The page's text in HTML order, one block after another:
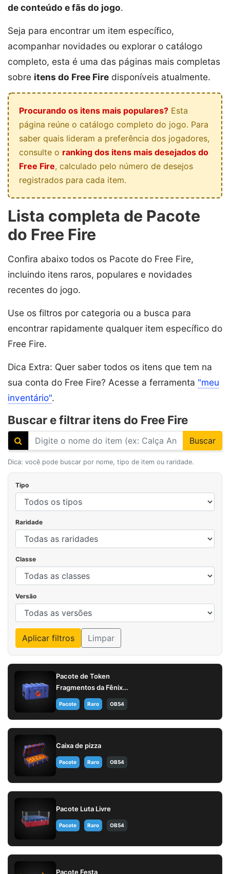
de conteúdo e fãs do jogo.
Seja para encontrar um item específico,
acompanhar novidades ou explorar o catálogo
completo, esta é uma das páginas mais completas
sobre itens do Free Fire disponíveis atualmente.
Procurando os itens mais populares? Esta
página reúne o catálogo completo do jogo. Para
saber quais lideram a preferência dos jogadores,
consulte o ranking dos itens mais desejados do
Free Fire, calculado pelo número de desejos
registrados para cada item.
Lista completa de Pacote
do Free Fire
Confira abaixo todos os Pacote do Free Fire,
incluindo itens raros, populares e novidades
recentes do jogo.
Use os filtros por categoria ou a busca para
encontrar rapidamente qualquer item específico do
Free Fire.
Dica Extra: Quer saber todos os itens que tem na
sua conta do Free Fire? Acesse a ferramenta "meu
inventário".
Buscar e filtrar itens do Free Fire
Buscar
Dica: você pode buscar por nome, tipo de item ou raridade.
Tipo
Raridade
Classe
Versão
Aplicar filtros Limpar
Pacote de Token
Fragmentos da Fênix
(AUG)
Pacote Raro OB54
Caixa de pizza
Pacote Raro OB54
Pacote Luta Livre
Pacote Raro OB54
Pacote Festa